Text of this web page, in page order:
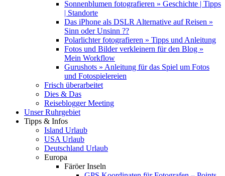
Sonnenblumen fotografieren » Geschichte | Tipps
| Standorte
Das iPhone als DSLR Alternative auf Reisen »
Sinn oder Unsinn ??
Polarlichter fotografieren » Tipps und Anleitung
Fotos und Bilder verkleinern für den Blog »
Mein Workflow
Gurushots » Anleitung für das Spiel um Fotos
und Fotospielereien
Frisch überarbeitet
Dies & Das
Reiseblogger Meeting
Unser Ruhrgebiet
Tipps & Infos
Island Urlaub
USA Urlaub
Deutschland Urlaub
Europa
Färöer Inseln